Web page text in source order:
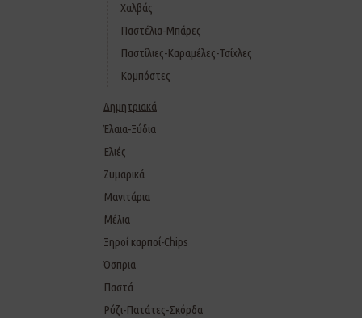
Χαλβάς
Παστέλια-Μπάρες
Παστίλιες-Καραμέλες-Τσίχλες
Κομπόστες
Δημητριακά
Έλαια-Ξύδια
Ελιές
Ζυμαρικά
Μανιτάρια
Μέλια
Ξηροί καρποί-Chips
Όσπρια
Παστά
Ρύζι-Πατάτες-Σκόρδα